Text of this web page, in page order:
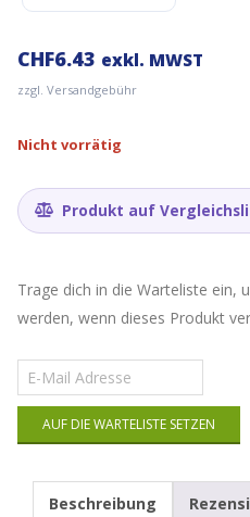
CHF6.43 exkl. MWST
zzgl. Versandgebühr
Nicht vorrätig
Produkt auf
Trage dich in die Warteliste ein,
werden, wenn dieses Produkt
Gib
deine
E-
Mail-
Adresse
AUF DIE WARTELISTE SETZEN
Beschreibung